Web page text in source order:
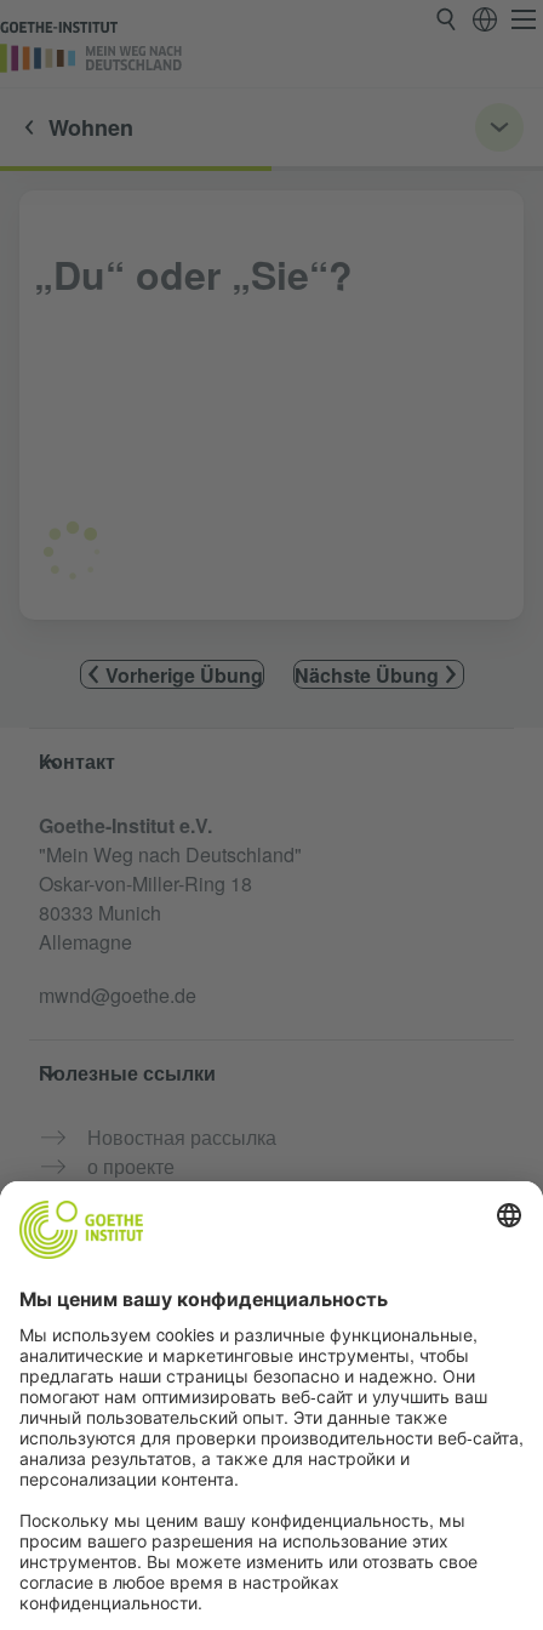
Wohnen
„Du“ oder „Sie“?
Vorherige Übung Nächste Übung
Service- und Informationsbereich
Контакт
Goethe-Institut e.V.
"Mein Weg nach Deutschland"
Oskar-von-Miller-Ring 18
80333 Munich
Allemagne
mwnd@goethe.de
Полезные ссылки
Новостная рассылка
о проекте
Сообщество «Немецкий язык для тебя»
Практикуйте немецкий бесплатно
Курсы немецкого языка от Goethe-Institut
Портал для преподавателей «Deutschstunde»
Конфиденциальность и доступность
Настройки конфиденциальности